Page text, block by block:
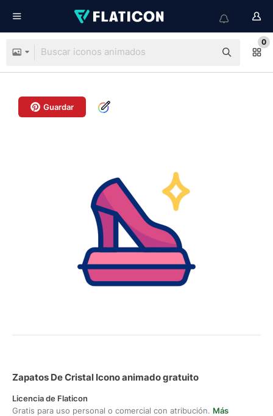
0
Guardar
Zapatos De Cristal Icono animado gratuito
Licencia de Flaticon
Gratis para uso personal o comercial con atribución. Más